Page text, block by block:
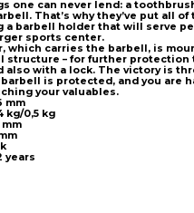
one can never lend: a
That’s why they’ve put all
a barbell holder that will serve
sports center.
which carries the barbell, is
structure – for further protection
also with a lock. The victory is
is protected, and you are
your valuables.
mm
kg/0,5 kg
mm
years